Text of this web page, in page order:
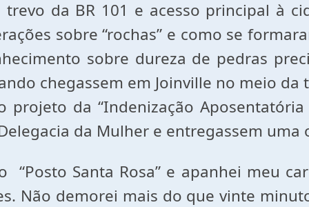
trevo da BR 101 e acesso principal à
sobre “rochas” e como se
sobre dureza de pedras
chegassem em Joinville no meio
da “Indenização
da Mulher e entregassem
Santa Rosa” e apanhei meu
Não demorei mais do que vinte